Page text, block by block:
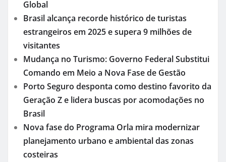
Global
Brasil alcança recorde histórico de turistas
estrangeiros em 2025 e supera 9 milhões de
visitantes
Mudança no Turismo: Governo Federal Substitui
Comando em Meio a Nova Fase de Gestão
Porto Seguro desponta como destino favorito da
Geração Z e lidera buscas por acomodações no
Brasil
Nova fase do Programa Orla mira modernizar
planejamento urbano e ambiental das zonas
costeiras